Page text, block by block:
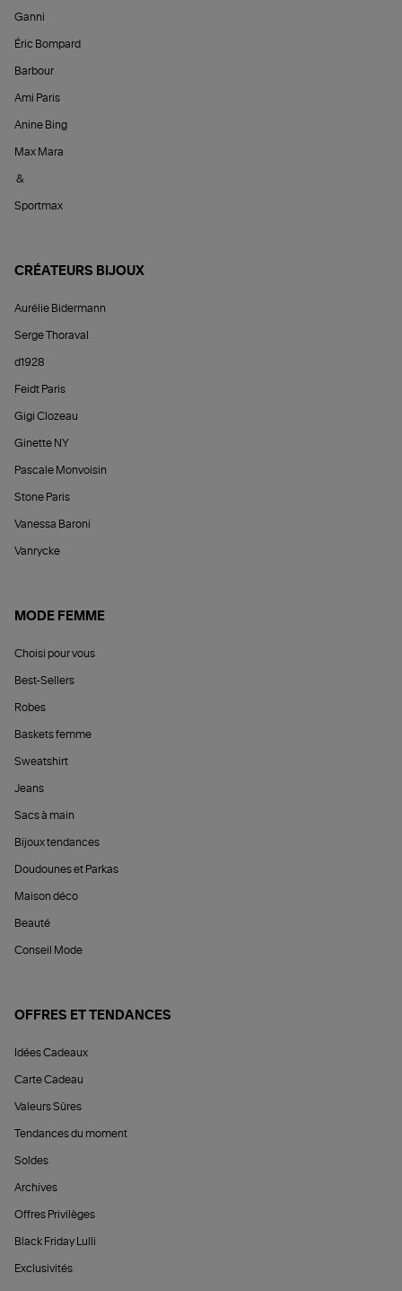
Ganni
Éric Bompard
Barbour
Ami Paris
Anine Bing
Max Mara
&
Sportmax
CRÉATEURS BIJOUX
Aurélie Bidermann
Serge Thoraval
d1928
Feidt Paris
Gigi Clozeau
Ginette NY
Pascale Monvoisin
Stone Paris
Vanessa Baroni
Vanrycke
MODE FEMME
Choisi pour vous
Best-Sellers
Robes
Baskets femme
Sweatshirt
Jeans
Sacs à main
Bijoux tendances
Doudounes et Parkas
Maison déco
Beauté
Conseil Mode
OFFRES ET TENDANCES
Idées Cadeaux
Carte Cadeau
Valeurs Sûres
Tendances du moment
Soldes
Archives
Offres Privilèges
Black Friday Lulli
Exclusivités